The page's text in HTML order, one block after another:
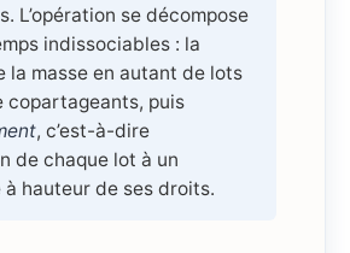
L’opération se décompose
indissociables : la
la masse en autant de lots
copartageants, puis
, c’est-à-dire
de chaque lot à un
hauteur de ses droits.